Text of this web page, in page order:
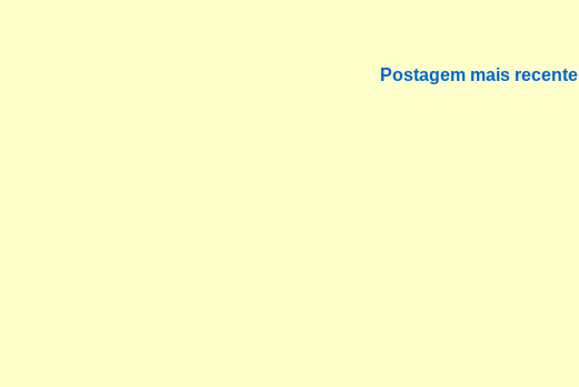
Postagem mais recente